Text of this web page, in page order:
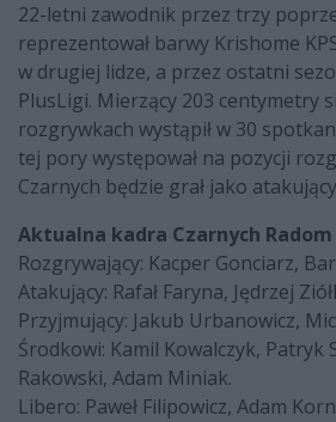
22-letni zawodnik przez trzy
reprezentował barwy Krishome
w drugiej lidze, a przez ostatni
PlusLigi. Mierzący 203 centymetry
rozgrywkach wystąpił w 30
tej pory występował na pozycji
Czarnych będzie grał jako
Aktualna kadra Czarnych Radom
Rozgrywający: Kacper Gonciarz,
Atakujący: Rafał Faryna, Jędrzej
Przyjmujący: Jakub Urbanowicz,
Środkowi: Kamil Kowalczyk, Patryk
Rakowski, Adam Miniak.
Libero: Paweł Filipowicz, Adam